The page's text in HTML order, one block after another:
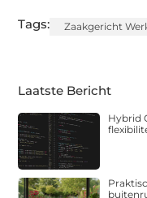
Tags: Zaakgericht
Laatste Bericht
Hybrid